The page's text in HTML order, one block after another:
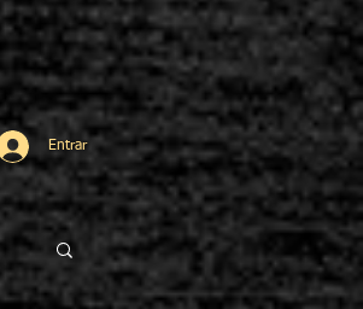
Entrar